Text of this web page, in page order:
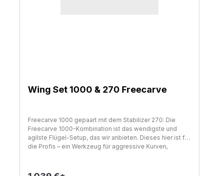
Wing Set 1000 & 270 Freecarve
Freecarve 1000 gepaart mit dem Stabilizer 270: Die
Freecarve 1000-Kombination ist das wendigste und
agilste Flügel-Setup, das wir anbieten. Dieses hier ist für
die Profis – ein Werkzeug für aggressive Kurven,
verbesserte Steifigkeit des Flügels geben Ihnen das